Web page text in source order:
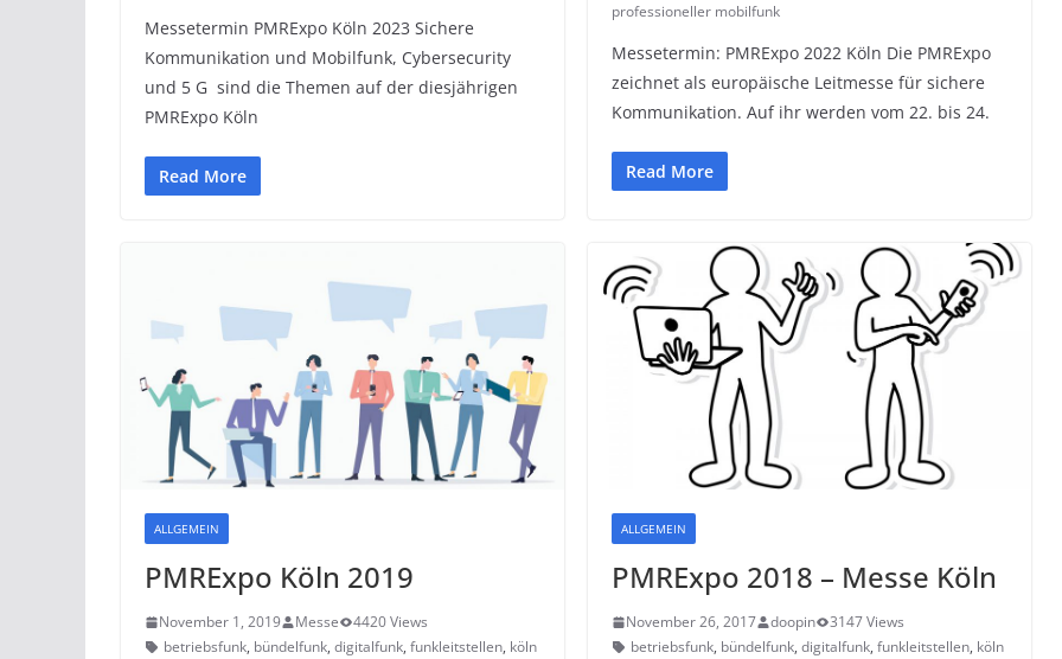
Messetermin PMRExpo Köln 2023 Sichere
Kommunikation und Mobilfunk, Cybersecurity
und 5 G sind die Themen auf der diesjährigen
PMRExpo Köln
Read More
professioneller mobilfunk
Messetermin: PMRExpo 2022 Köln Die PMRExpo
zeichnet als europäische Leitmesse für sichere
Kommunikation. Auf ihr werden vom 22. bis 24.
Read More
ALLGEMEIN
PMRExpo Köln 2019
November 1, 2019 Messe
4420 Views
betriebsfunk, bündelfunk, digitalfunk, funkleitstellen, köln
ALLGEMEIN
PMRExpo 2018 – Messe Köln
November 26, 2017 doopin
3147 Views
betriebsfunk, bündelfunk, digitalfunk, funkleitstellen, köln